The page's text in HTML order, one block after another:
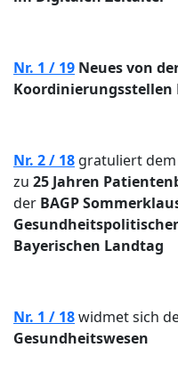
Nr. 1 / 19 Neues von
Nr. 2 / 18 gratuliert dem
zu 25 Jahren
der BAGP
Bayerischen Landtag
Nr. 1 / 18widmet sich
Gesundheitswesen